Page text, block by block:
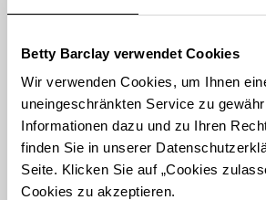
Betty Barclay verwendet Cookies
Wir verwenden Cookies, um Ihnen
uneingeschränkten Service zu
Informationen dazu und zu Ihren
finden Sie in unserer
Seite. Klicken Sie auf „Cookies
Cookies zu akzeptieren.
Route berechnen
STORE FINDEN